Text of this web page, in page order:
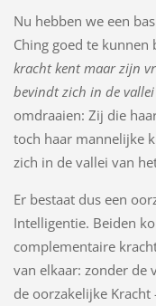
Nu hebben we een
Ching goed te kunnen
kracht kent maar zijn
bevindt zich in de
omdraaien: Zij die
toch haar mannelijke
zich in de vallei van
Er bestaat dus een
Intelligentie. Beiden
complementaire
van elkaar: zonder de
de oorzakelijke